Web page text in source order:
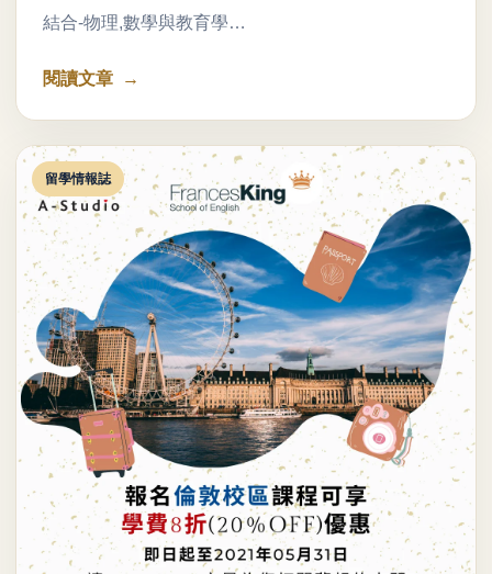
結合-物理,數學與教育學…
閱讀文章
留學情報誌